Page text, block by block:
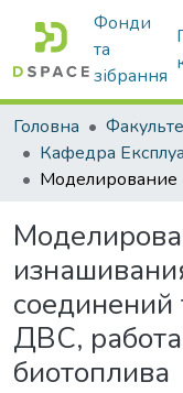
Фонди
та
зібрання
Головна
соединений
ДВС,
биотоплива